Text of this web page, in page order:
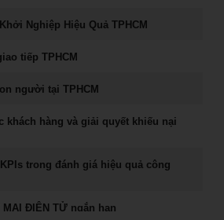
Digital
Vấn Tuyển Dụng
Của CEO
Cấp Tốc
Nghiệp Hiệu Quả TPHCM
tiếp TPHCM
người tại TPHCM
khách hàng và giải quyết khiếu nại
trong đánh giá hiệu quả công
ĐIỆN TỬ ngắn hạn